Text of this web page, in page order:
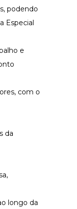
podendo
Especial
e
com o
da
longo da